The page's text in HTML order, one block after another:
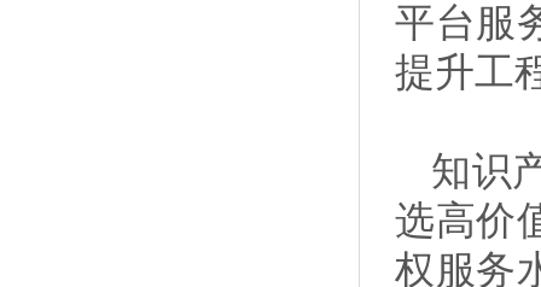
平台服
提升工
知识
选高价
权服务